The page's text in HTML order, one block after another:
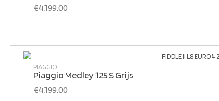
€4,199.00
PIAGGIO
Piaggio Medley 125 S Grijs
€4,199.00